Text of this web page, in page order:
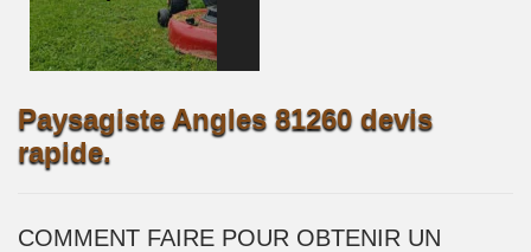
Paysagiste Angles 81260 devis
rapide.
COMMENT FAIRE POUR OBTENIR UN